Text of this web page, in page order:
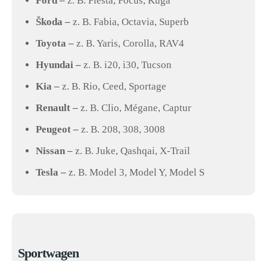
Škoda – z. B. Fabia, Octavia, Superb
Toyota – z. B. Yaris, Corolla, RAV4
Hyundai – z. B. i20, i30, Tucson
Kia – z. B. Rio, Ceed, Sportage
Renault – z. B. Clio, Mégane, Captur
Peugeot – z. B. 208, 308, 3008
Nissan – z. B. Juke, Qashqai, X-Trail
Tesla – z. B. Model 3, Model Y, Model S
Sportwagen